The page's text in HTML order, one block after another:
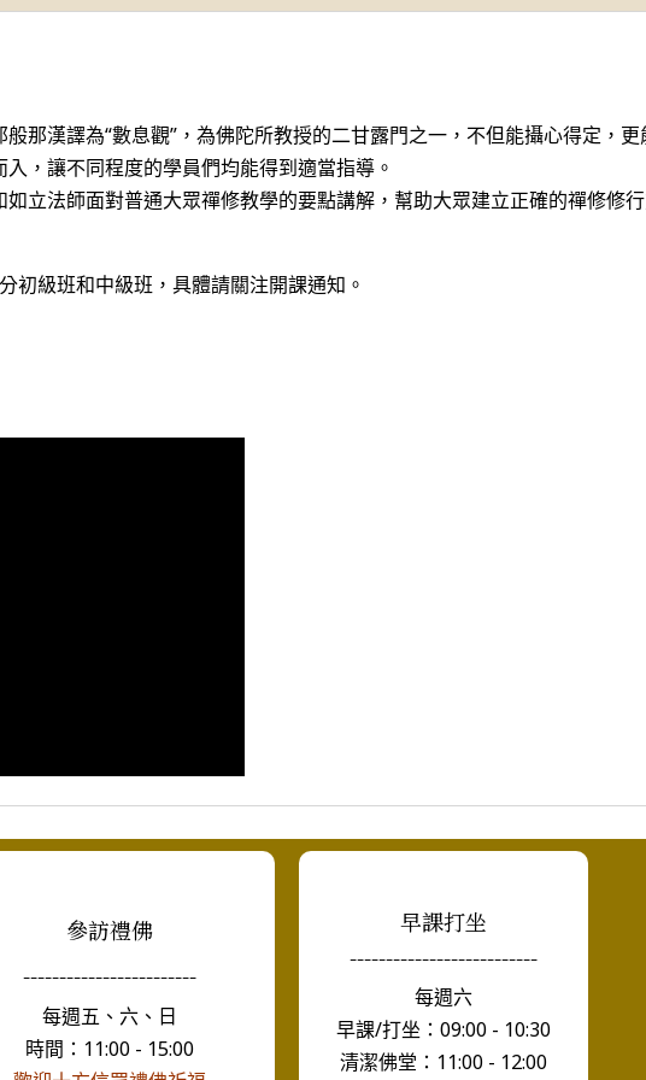
那漢譯為“數息觀”，為佛陀所教授的二甘露門之一，不但能攝心得定，
，讓不同程度的學員們均能得到適當指導。
立法師面對普通大眾禪修教學的要點講解，幫助大眾建立正確的禪修修
初級班和中級班，具體請關注開課通知。
參訪禮佛
------------------------
每週五、六、日
時間：11:00 - 15:00
早課打坐
--------------------------
每週六
早課/打坐：09:00 - 10:30
清潔佛堂：11:00 - 12:00